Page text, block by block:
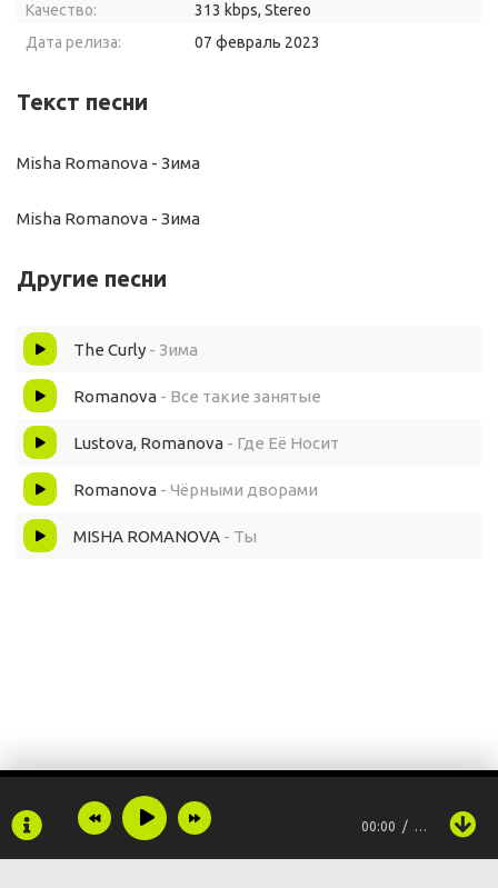
Качество:
313 kbps, Stereo
Дата релиза:
07 февраль 2023
Текст песни
Misha Romanova - Зима
Misha Romanova - Зима
Другие песни
The Curly - Зима
Romanova - Все такие занятые
Lustova, Romanova - Где Её Носит
Romanova - Чёрными дворами
MISHA ROMANOVA - Ты
00:00